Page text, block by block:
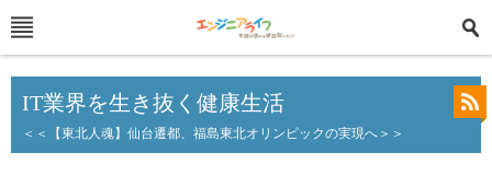
IT業界を生き抜く健康生活
＜＜【東北人魂】仙台遷都、福島東北オリンピックの実現へ＞＞